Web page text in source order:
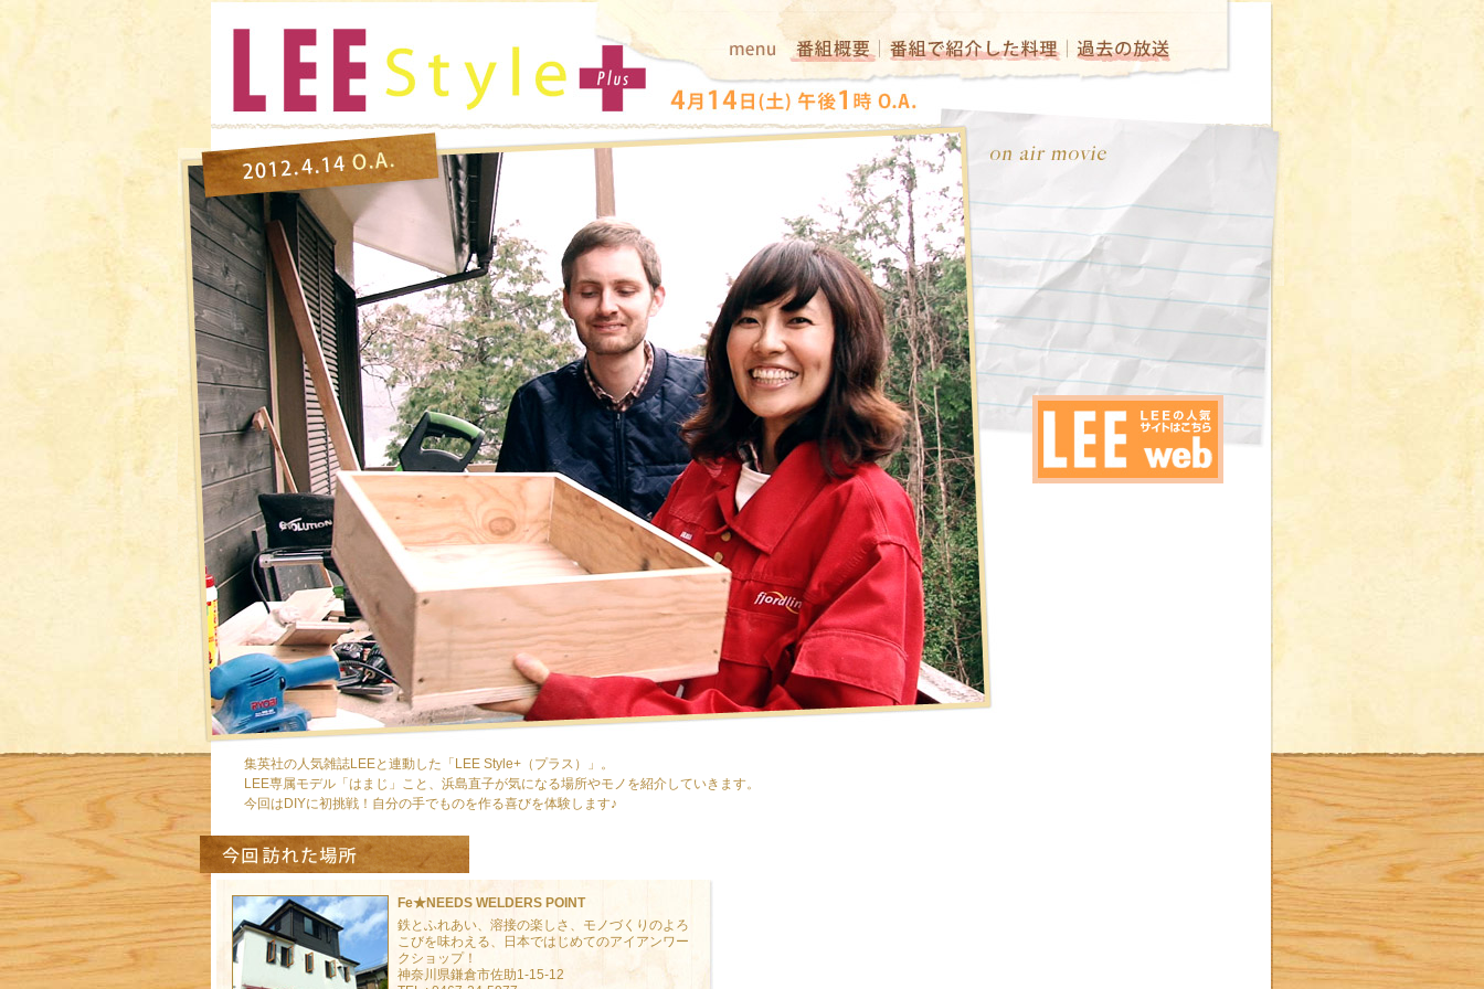
集英社の人気雑誌LEEと連動した「LEE Style+（プラス）」。
LEE専属モデル「はまじ」こと、浜島直子が気になる場所やモノを紹介していきます。
今回はDIYに初挑戦！自分の手でものを作る喜びを体験します♪
Fe★NEEDS WELDERS POINT
鉄とふれあい、溶接の楽しさ、モノづくりのよろ
こびを味わえる、日本ではじめてのアイアンワー
クショップ！
神奈川県鎌倉市佐助1-15-12